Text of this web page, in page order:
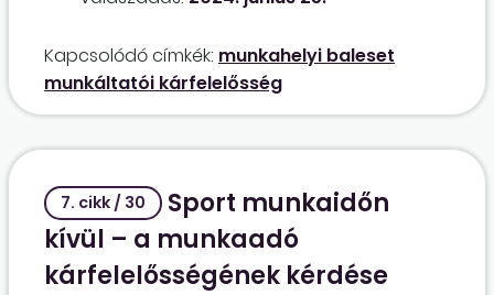
eredményeként súlyos bakteriális fertőzést
egészségromlást szenvedett. Kártérítési
igénnyel lépett fel, mivel állítása szerint a
baleset (csípés) a munkaviszonyával
összefüggésben érte. Alapos lehet az igénye?
Kapcsolódó címkék: munkahelyi baleset
munkáltatói kárfelelősség
7. cikk / 30
Sport munkaidőn
kívül – a munkaadó
kárfelelősségének kérdése